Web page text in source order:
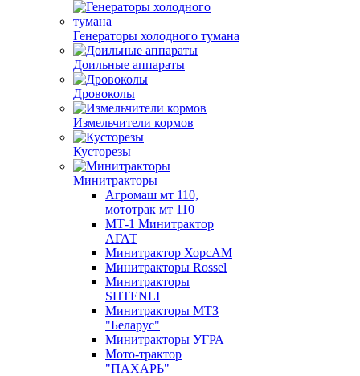
Генераторы холодного тумана
Доильные аппараты
Дровоколы
Измельчители кормов
Кусторезы
Минитракторы
Агромаш мт 110,
мототрак мт 110
МТ-1 Минитрактор
АГАТ
Минитрактор ХорсАМ
Минитракторы Rossel
Минитракторы
SHTENLI
Минитракторы МТЗ
"Беларус"
Минитракторы УГРА
Мото-трактор
"ПАХАРЬ"